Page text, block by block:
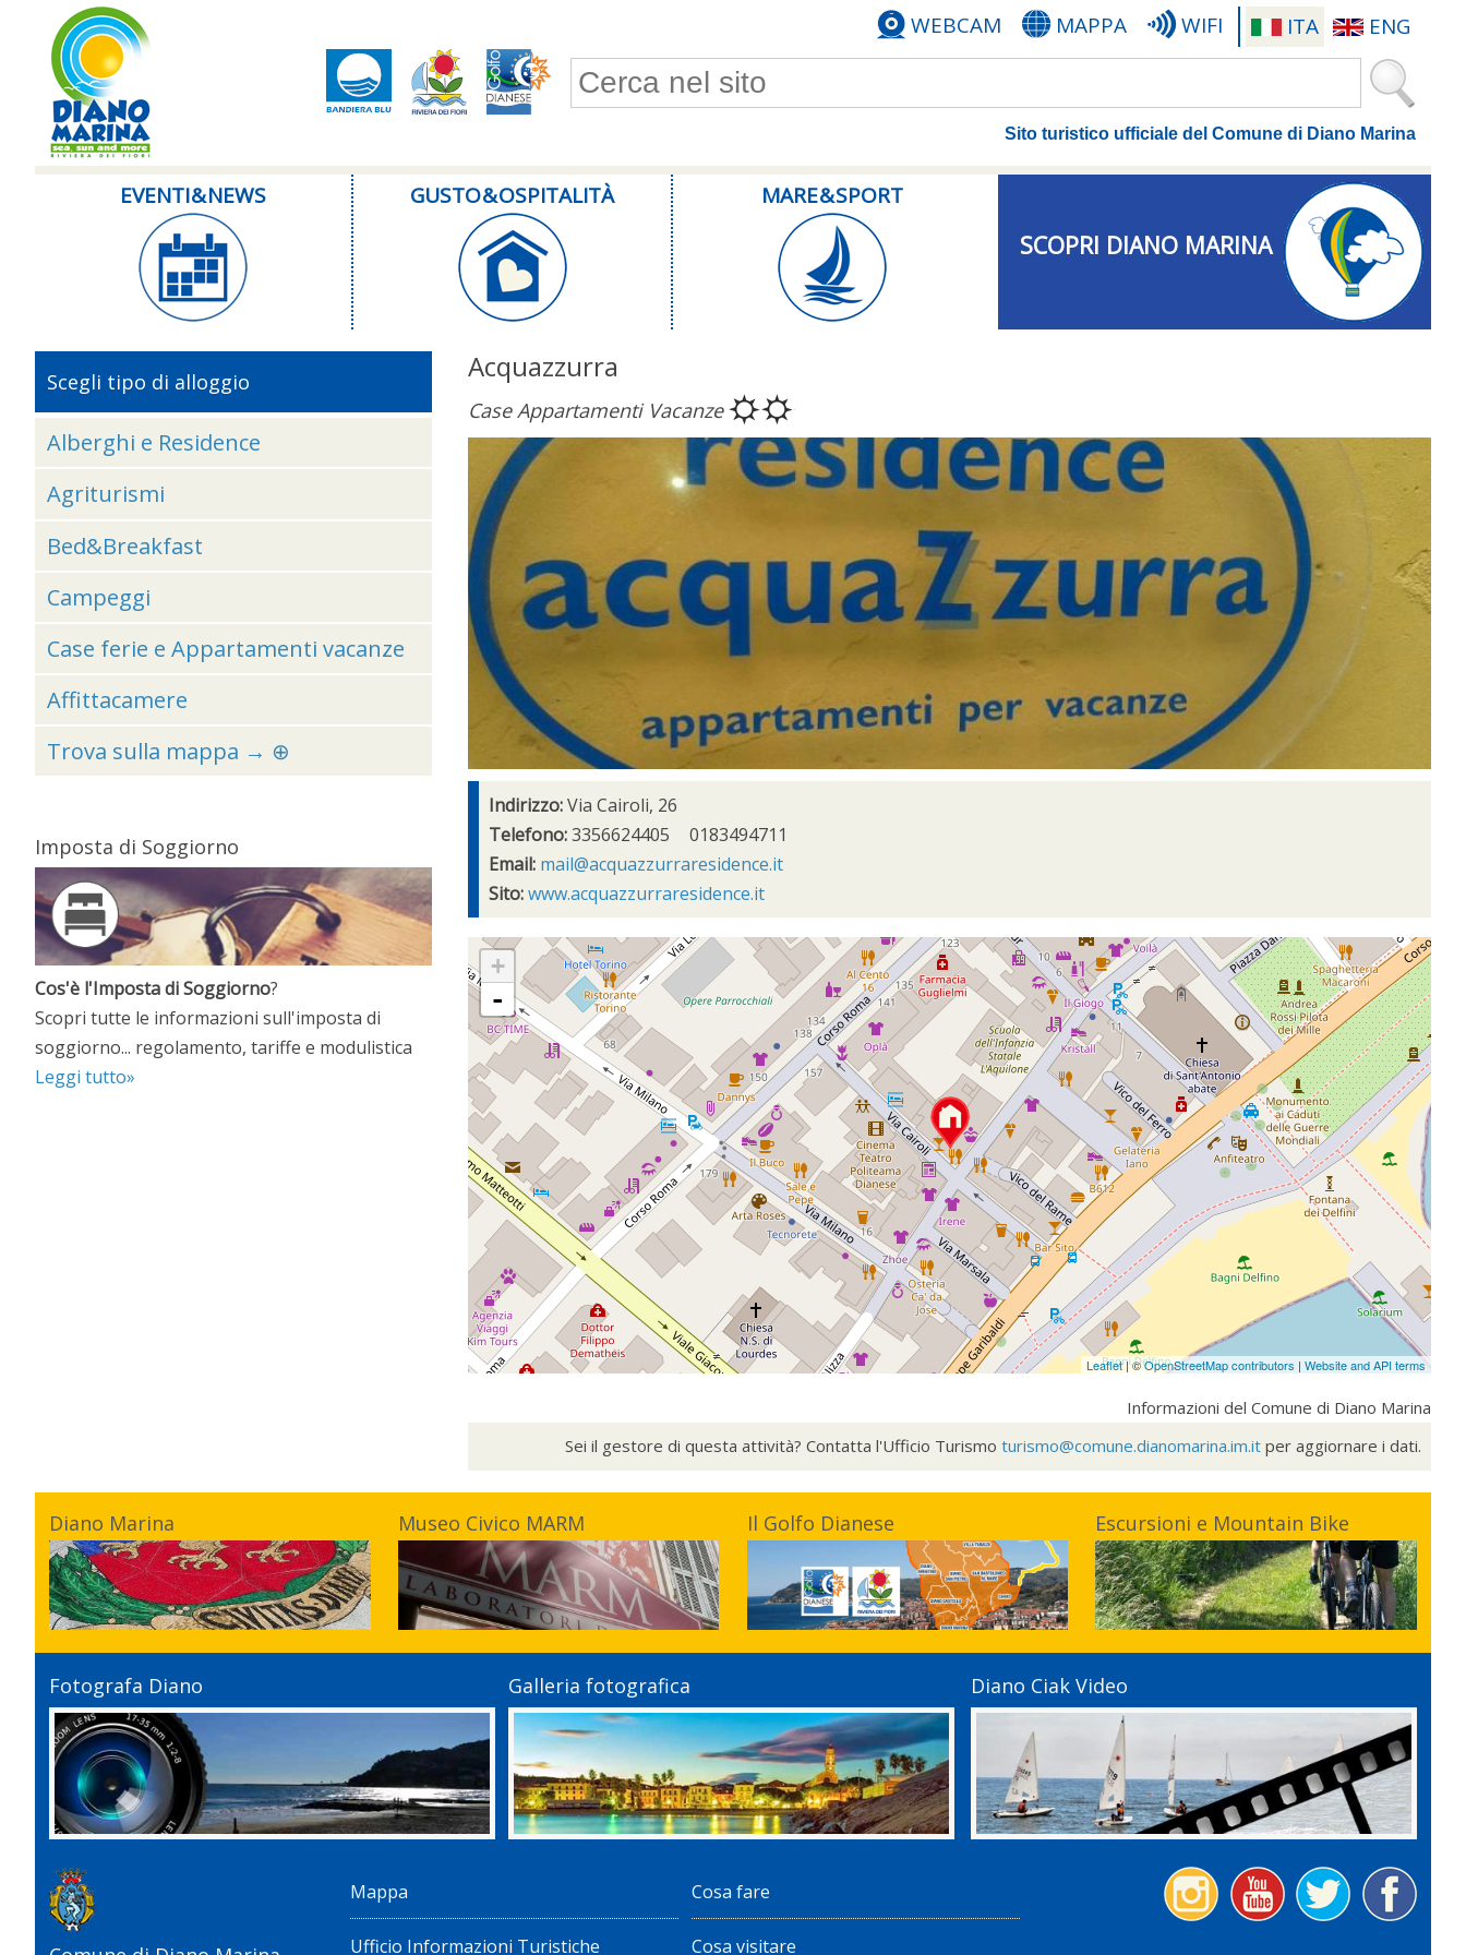
ITA ENG
WEBCAM MAPPA WIFI
Form di ricerca
Sito turistico ufficiale del Comune di Diano Marina
EVENTI & NEWS GUSTO & OSPITALITÀ MARE & SPORT
SCOPRI DIANO MARINA
Acquazzurra
Case Appartamenti Vacanze
Indirizzo:Via Cairoli, 26
Telefono:3356624405
0183494711
Email: mail@acquazzurraresidence.it
Sito:www.acquazzurraresidence.it
+
-
Leaflet| ©OpenStreetMap contributors | Website and API terms
Informazioni del Comune di Diano Marina
Sei il gestore di questa attività? Contatta l'Ufficio Turismoturismo@comune.dianomarina.im.it per aggiornare i dati.
Scegli tipo di alloggio
Alberghi e Residence
Agriturismi
Bed&Breakfast
Campeggi
Case ferie e Appartamenti vacanze
Affittacamere
Trova sulla mappa → ⊕
Imposta di Soggiorno
Cos'è l'Imposta di Soggiorno?
Scopri tutte le informazioni sull'imposta di
soggiorno... regolamento, tariffe e modulistica
Leggi tutto»
Diano Marina Museo Civico MARM Il Golfo Dianese Escursioni e Mountain Bike
Fotografa Diano Galleria fotografica Diano Ciak Video
Mappa
Ufficio Informazioni Turistiche
Cosa fare
Cosa visitare